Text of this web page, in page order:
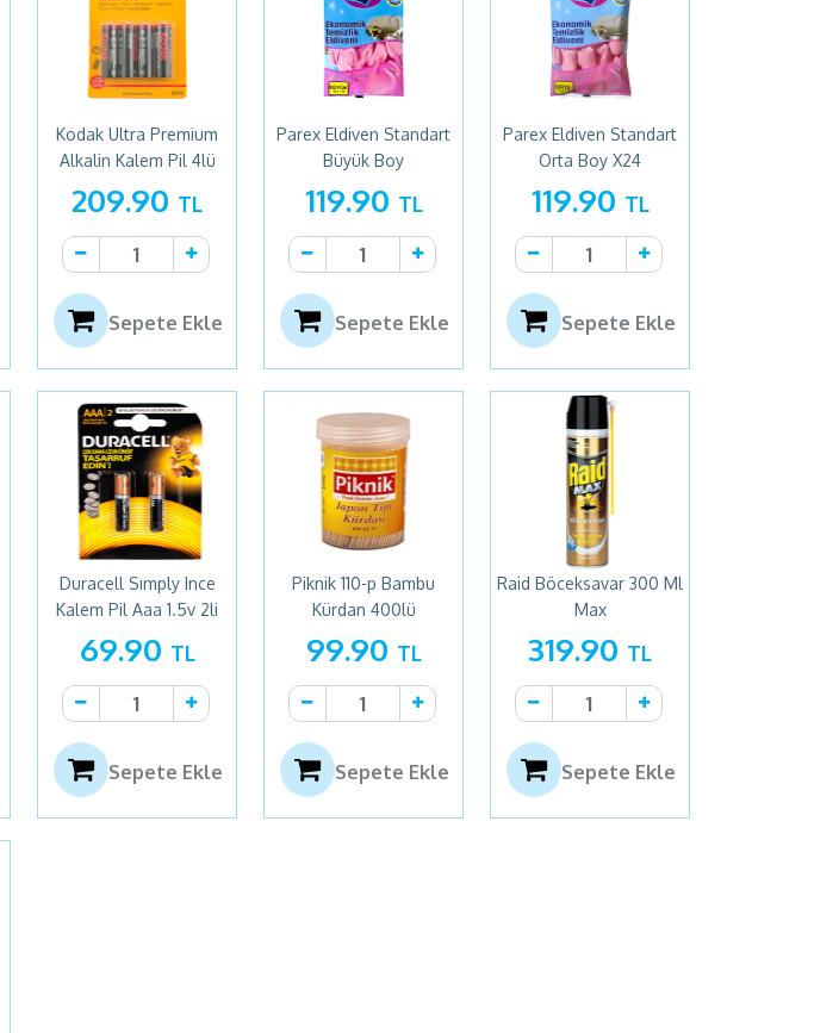
Kodak Ultra Premium
Alkalin Kalem Pil 4lü
209.90 TL
Sepete Ekle
Parex Eldiven Standart
Büyük Boy
119.90 TL
Sepete Ekle
Parex Eldiven Standart
Orta Boy X24
119.90 TL
Sepete Ekle
Duracell Sımply Ince
Kalem Pil Aaa 1.5v 2li
69.90 TL
Sepete Ekle
Piknik 110-p Bambu
Kürdan 400lü
99.90 TL
Sepete Ekle
Raid Böceksavar 300 Ml
Max
319.90 TL
Sepete Ekle